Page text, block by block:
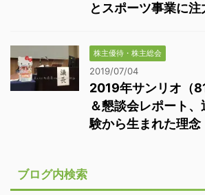
とスポーツ事業に注
株主優待・株主総会
2019/07/04
2019年サンリオ（
＆懇談会レポート
験から生まれた理念
ブログ内検索